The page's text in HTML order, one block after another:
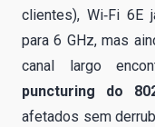
clientes), Wi‑Fi 6E
para 6 GHz, mas
canal largo
puncturing do
afetados sem